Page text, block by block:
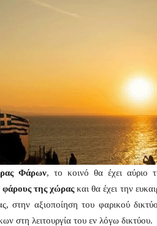
Φάρων, το κοινό θα έχει αύριο
φάρους της χώραςκαι θα έχει την
στην αξιοποίηση του φαρικού
στη λειτουργία του εν λόγω δικτύου.